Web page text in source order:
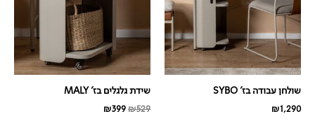
שולחן עבודה בז' SYBO
₪1,290
שידת גלגלים בז' MALY
₪529
₪399